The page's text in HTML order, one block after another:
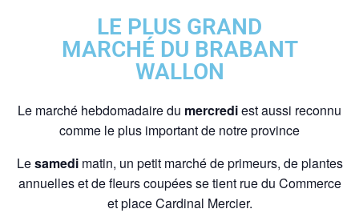
LE PLUS GRAND
MARCHÉ DU BRABANT
WALLON
Le marché hebdomadaire du mercrediest aussi reconnu
comme le plus important de notre province
Lesamedimatin, un petit marché de primeurs, de plantes
annuelles et de fleurs coupées se tient rue du Commerce
et place Cardinal Mercier.